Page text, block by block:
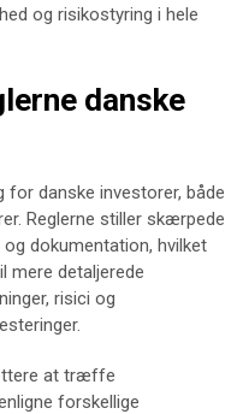
og risikostyring i hele
danske
for danske investorer, både
Reglerne stiller skærpede
dokumentation, hvilket
mere detaljerede
risici og
at træffe
forskellige